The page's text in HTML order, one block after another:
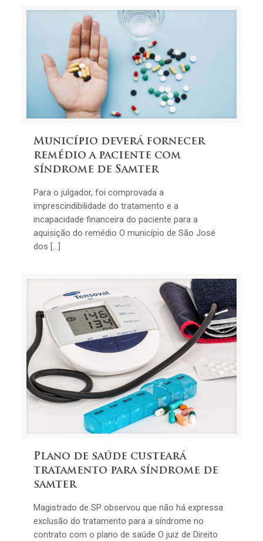
Município deverá fornecer
remédio a paciente com
síndrome de Samter
Para o julgador, foi comprovada a
imprescindibilidade do tratamento e a
incapacidade financeira do paciente para a
aquisição do remédio O município de São José
dos […]
Plano de saúde custeará
tratamento para síndrome de
samter
Magistrado de SP observou que não há expressa
exclusão do tratamento para a síndrome no
contrato com o plano de saúde O juiz de Direito